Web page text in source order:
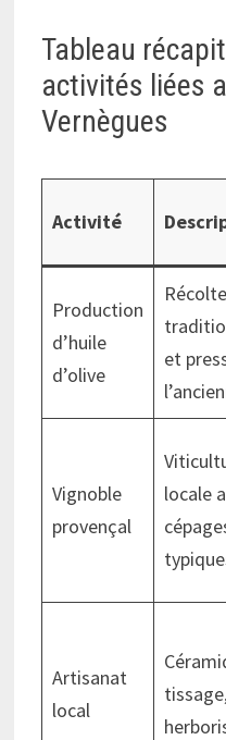
Tableau
activités liées
Vernègues
Activité
Production
d’huile
d’olive
Récolte
et
Vignoble
provençal
locale
Artisanat
local